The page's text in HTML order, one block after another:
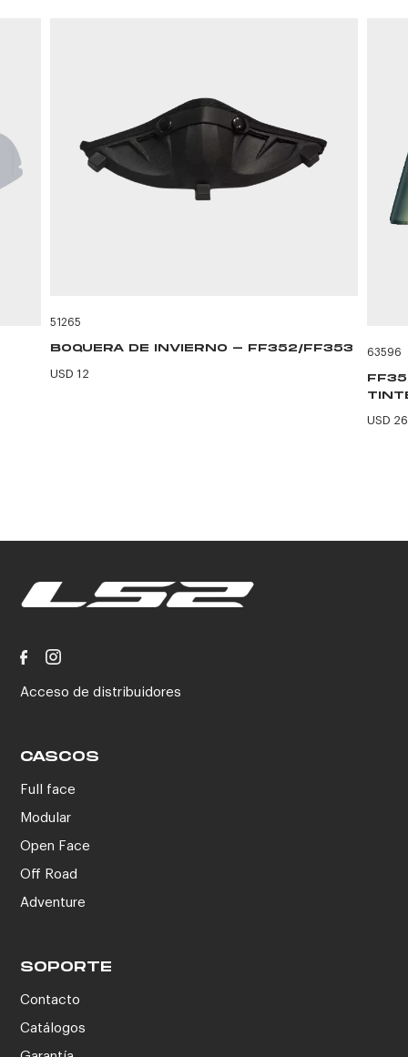
51265
BOQUERA DE INVIERNO - FF352/FF353
USD 12
63596
USD 26
Acceso de distribuidores
CASCOS
Full face
Modular
Open Face
Off Road
Adventure
SOPORTE
Contacto
Catálogos